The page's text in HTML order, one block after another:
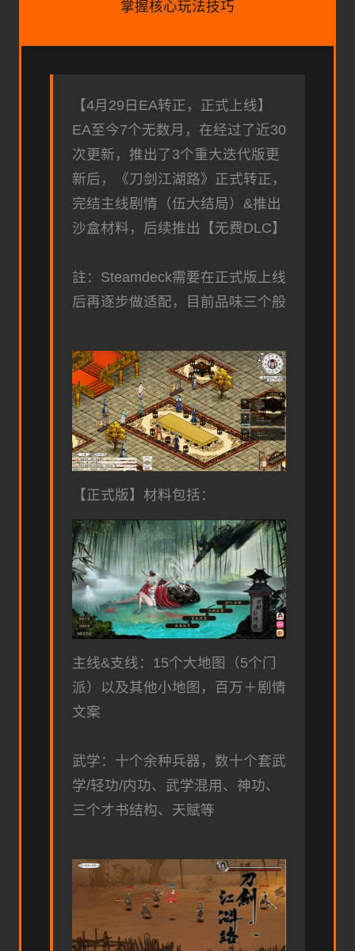
掌握核心玩法技巧
【4月29日EA转正，正式上线】
EA至今7个无数月，在经过了近30
次更新，推出了3个重大迭代版更
新后，《刀剑江湖路》正式转正，
完结主线剧情（伍大结局）&推出
沙盒材料，后续推出【无费DLC】
註：Steamdeck需要在正式版上线
后再逐步做适配，目前品味三个般
【正式版】材料包括：
主线&支线：15个大地图（5个门
派）以及其他小地图，百万＋剧情
文案
武学：十个余种兵器，数十个套武
学/轻功/内功、武学混用、神功、
三个才书结构、天赋等